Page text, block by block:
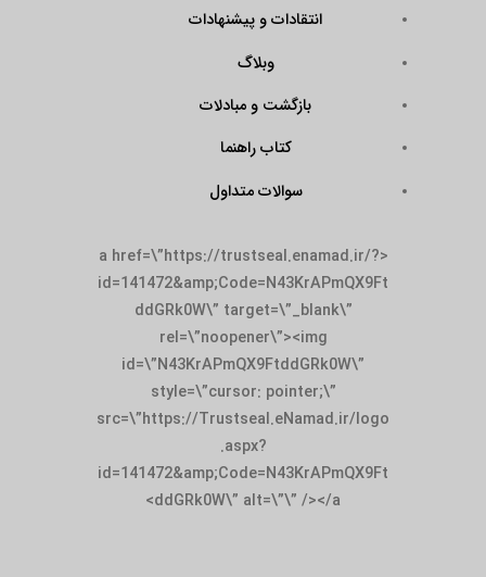
انتقادات و پیشنهادات
وبلاگ
بازگشت و مبادلات
کتاب راهنما
سوالات متداول
<a href=\”https://trustseal.enamad.ir/?
id=141472&amp;Code=N43KrAPmQX9Ft
ddGRk0W\” target=\”_blank\”
rel=\”noopener\”><img
id=\”N43KrAPmQX9FtddGRk0W\”
style=\”cursor: pointer;\”
src=\”https://Trustseal.eNamad.ir/logo
.aspx?
id=141472&amp;Code=N43KrAPmQX9Ft
ddGRk0W\” alt=\”\” /></a>